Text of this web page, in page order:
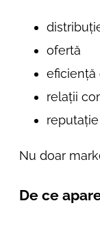
ofertă
eficiență
relații
reputație
Nu doar
De ce